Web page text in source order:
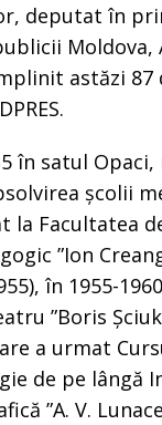
deputat în
astăzi 87
în satul
școlii
la Facultatea
”Ion
în 1955-
”Boris
a urmat
de pe lângă
”A. V.